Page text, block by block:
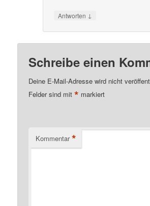
Antworten ↓
Schreibe einen
Deine E-Mail-Adresse wird nicht
Felder sind mit* markiert
Kommentar *